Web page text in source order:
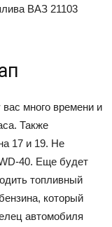
ВАЗ 21103
много времени и
Также
17 и 19. Не
40. Еще будет
топливный
который
автомобиля